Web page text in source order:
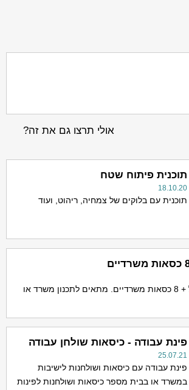
אולי תרצו גם את זה?
תוכנית פיתוח שטח
18.10.20
תוכנית עם בלוקים של צמחיה, ריהוט, ועוד
בלוק של שולחן עגול + 8 כסאות משרדיים. מתאים לתכנון משרד או
פינת עבודה - כיסאות שולחן עבודה
25.07.21
פינת עבודה עם כיסאות ושולחנות לישיבות
במשרד או בבית מספר כיסאות ושולחנות לפינות